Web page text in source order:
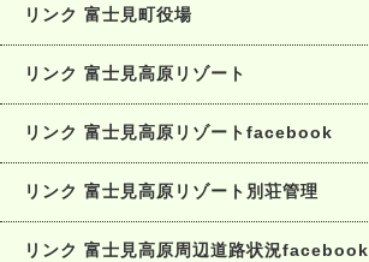
リンク 富士見町役場
リンク 富士見高原リゾート
リンク 富士見高原リゾートfacebook
リンク 富士見高原リゾート別荘管理
リンク 富士見高原周辺道路状況facebook